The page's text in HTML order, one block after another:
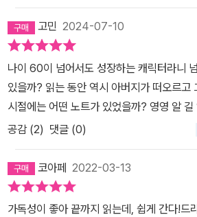
자, 은퇴 전에는 결코 해결할 수 없다고 여겼던 과제다
는 과연 자신의 과제를 모두 수행할 수 있을
또 다른 가족에 대한 문제를 남훈 씨는 결국
도 여전한 팬데믹은 개개인의 삶을 고단하
론 조금은 멀어졌던 ‘가족’이라는 단어를 재
한다. 『플라멩코 추는 남자』의 주인공 남훈
께 뚫고 지나가고 있는 코로나19라는 기나긴
는 ‘진짜 가족’을 발견하길 바란다.
고민 2024-07-10
나이 60이 넘어서도 성장하는 캐릭터라니
있을까? 읽는 동안 역시 아버지가 떠오르고
시절에는 어떤 노트가 있었을까? 영영 알
공감 (2) 댓글 (0)
코아페 2022-03-13
가독성이 좋아 끝까지 읽는데, 쉽게 간다!드